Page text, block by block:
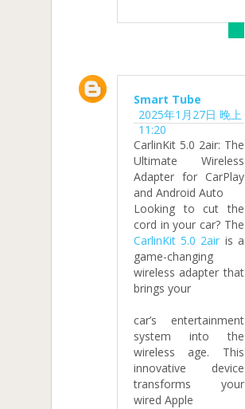
Smart Tube
2025年1月27日 晚上
11:20
CarlinKit 5.0 2air: The
Ultimate Wireless
Adapter for CarPlay
and Android Auto
Looking to cut the
cord in your car? The
CarlinKit 5.0 2air is a
game-changing
wireless adapter that
brings your
car’s entertainment
system into the
wireless age. This
innovative device
transforms your
wired Apple